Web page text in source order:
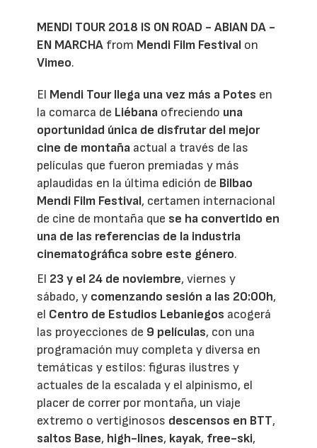
MENDI TOUR 2018 IS ON ROAD - ABIAN DA -
EN MARCHA from Mendi Film Festival on
Vimeo.
El Mendi Tour llega una vez más a Potes en
la comarca de Liébana ofreciendo una
oportunidad única de disfrutar del mejor
cine de montaña actual a través de las
películas que fueron premiadas y más
aplaudidas en la última edición de Bilbao
Mendi Film Festival, certamen internacional
de cine de montaña que se ha convertido en
una de las referencias de la industria
cinematográfica sobre este género.
El 23 y el 24 de noviembre, viernes y
sábado, y comenzando sesión a las 20:00h,
el Centro de Estudios Lebaniegos acogerá
las proyecciones de 9 películas, con una
programación muy completa y diversa en
temáticas y estilos: figuras ilustres y
actuales de la escalada y el alpinismo, el
placer de correr por montaña, un viaje
extremo o vertiginosos descensos en BTT,
saltos Base, high-lines, kayak, free-ski,